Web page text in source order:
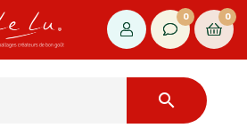
0 0
